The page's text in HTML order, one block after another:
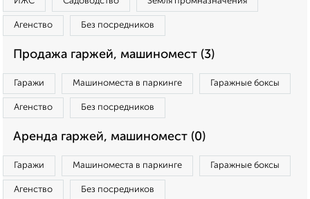
Агенство Без посредников
Продажа гаржей, машиномест (3)
Гаражи Машиноместа в паркинге Гаражные боксы
Агенство Без посредников
Аренда гаржей, машиномест (0)
Гаражи Машиноместа в паркинге Гаражные боксы
Агенство Без посредников